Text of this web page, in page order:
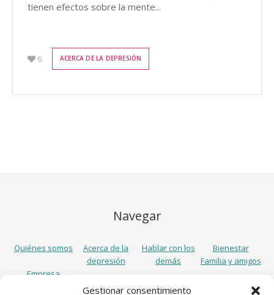
Gestionar consentimiento
tienen efectos sobre la mente...
6 ACERCA DE LA DEPRESIÓN
Navegar
Quiénes somos
Acerca de la
depresión
Hablar con los
demás
Bienestar
Familia y amigos
Empresa